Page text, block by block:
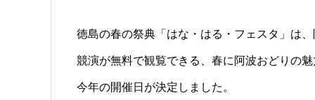
徳島の春の祭典「はな・はる・フェスタ」は
競演が無料で観覧できる、春に阿波おどりの
今年の開催日が決定しました。